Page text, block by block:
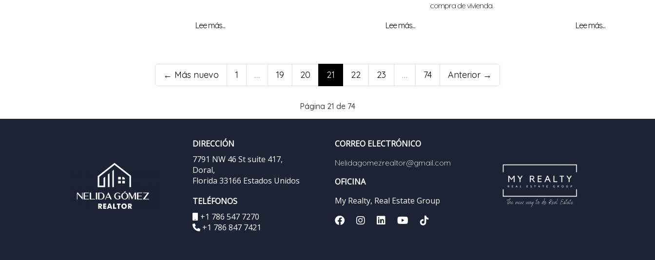
Lee más... Lee más...
compra de vivienda.
Lee más...
← Más nuevo 1 … 19 20 21 22 23 … 74 Anterior →
Página 21 de 74
DIRECCIÓN
7791 NW 46 St suite 417,
Doral,
Florida 33166 Estados Unidos
TELÉFONOS
+1 786 547 7270
+1 786 847 7421
CORREO ELECTRÓNICO
Nelidagomezrealtor@gmail.com
OFICINA
My Realty, Real Estate Group